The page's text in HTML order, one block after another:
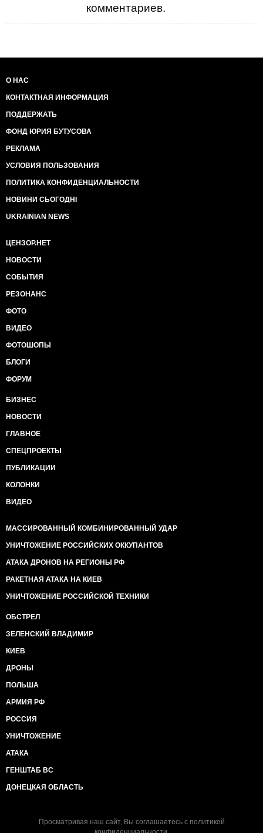
комментариев.
О НАС
КОНТАКТНАЯ ИНФОРМАЦИЯ
ПОДДЕРЖАТЬ
ФОНД ЮРИЯ БУТУСОВА
РЕКЛАМА
УСЛОВИЯ ПОЛЬЗОВАНИЯ
ПОЛИТИКА КОНФИДЕНЦИАЛЬНОСТИ
НОВИНИ СЬОГОДНІ
UKRAINIAN NEWS
ЦЕНЗОР.НЕТ
НОВОСТИ
СОБЫТИЯ
РЕЗОНАНС
ФОТО
ВИДЕО
ФОТОШОПЫ
БЛОГИ
ФОРУМ
БИЗНЕС
НОВОСТИ
ГЛАВНОЕ
СПЕЦПРОЕКТЫ
ПУБЛИКАЦИИ
КОЛОНКИ
ВИДЕО
МАССИРОВАННЫЙ КОМБИНИРОВАННЫЙ УДАР
УНИЧТОЖЕНИЕ РОССИЙСКИХ ОККУПАНТОВ
АТАКА ДРОНОВ НА РЕГИОНЫ РФ
РАКЕТНАЯ АТАКА НА КИЕВ
УНИЧТОЖЕНИЕ РОССИЙСКОЙ ТЕХНИКИ
ОБСТРЕЛ
ЗЕЛЕНСКИЙ ВЛАДИМИР
КИЕВ
ДРОНЫ
ПОЛЬША
АРМИЯ РФ
РОССИЯ
УНИЧТОЖЕНИЕ
АТАКА
ГЕНШТАБ ВС
ДОНЕЦКАЯ ОБЛАСТЬ
Просматривая наш сайт, Вы соглашаетесь с политикой